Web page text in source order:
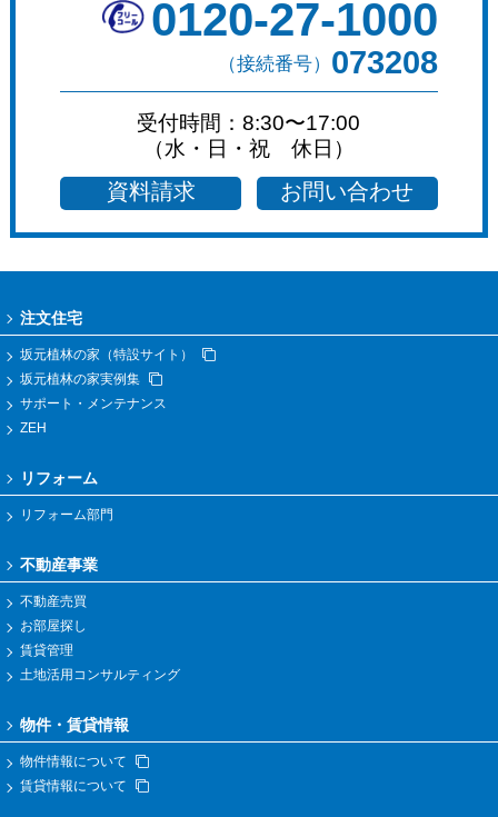
0120-27-1000
（接続番号） 073208
受付時間：8:30〜17:00
（水・日・祝 休日）
資料請求 お問い合わせ
注文住宅
坂元植林の家（特設サイト）
坂元植林の家実例集
サポート・メンテナンス
ZEH
リフォーム
リフォーム部門
不動産事業
不動産売買
お部屋探し
賃貸管理
土地活用コンサルティング
物件・賃貸情報
物件情報について
賃貸情報について